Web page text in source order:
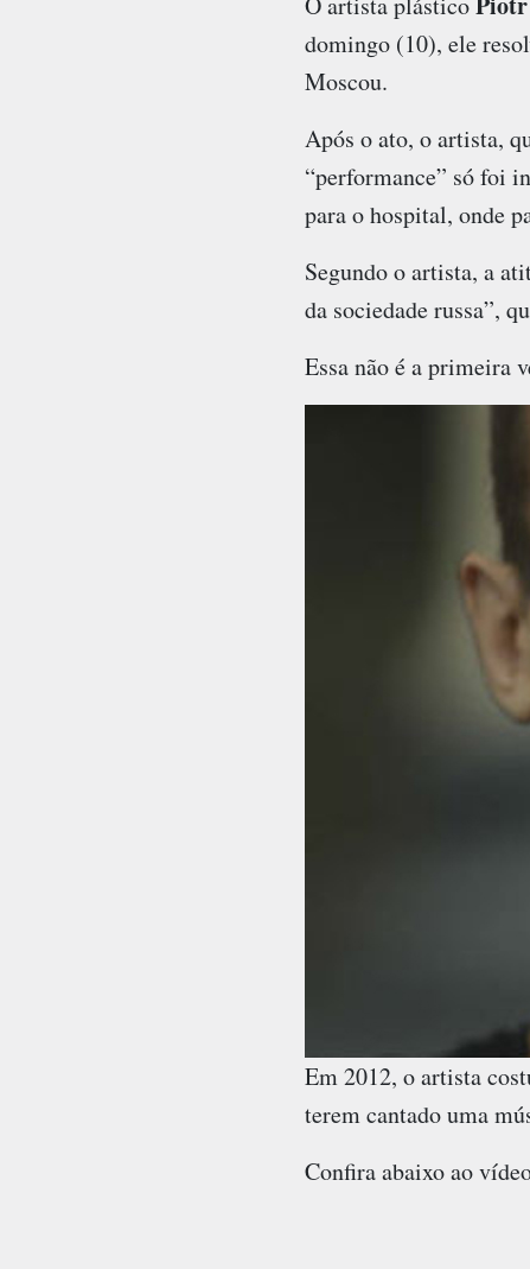
domingo (10), ele
Moscou.
Após o ato, o artista,
“performance” só foi
para o hospital, onde
Segundo o artista, a
da sociedade russa”,
Essa não é a primeira
Em 2012, o artista
terem cantado uma
Confira abaixo ao